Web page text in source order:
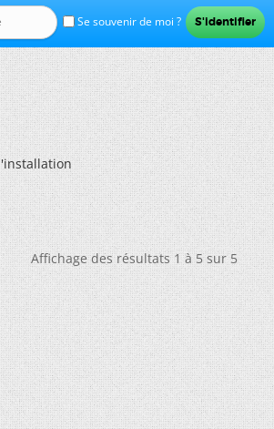
Se souvenir de moi ?
Affichage des résultats 1 à 5 sur 5